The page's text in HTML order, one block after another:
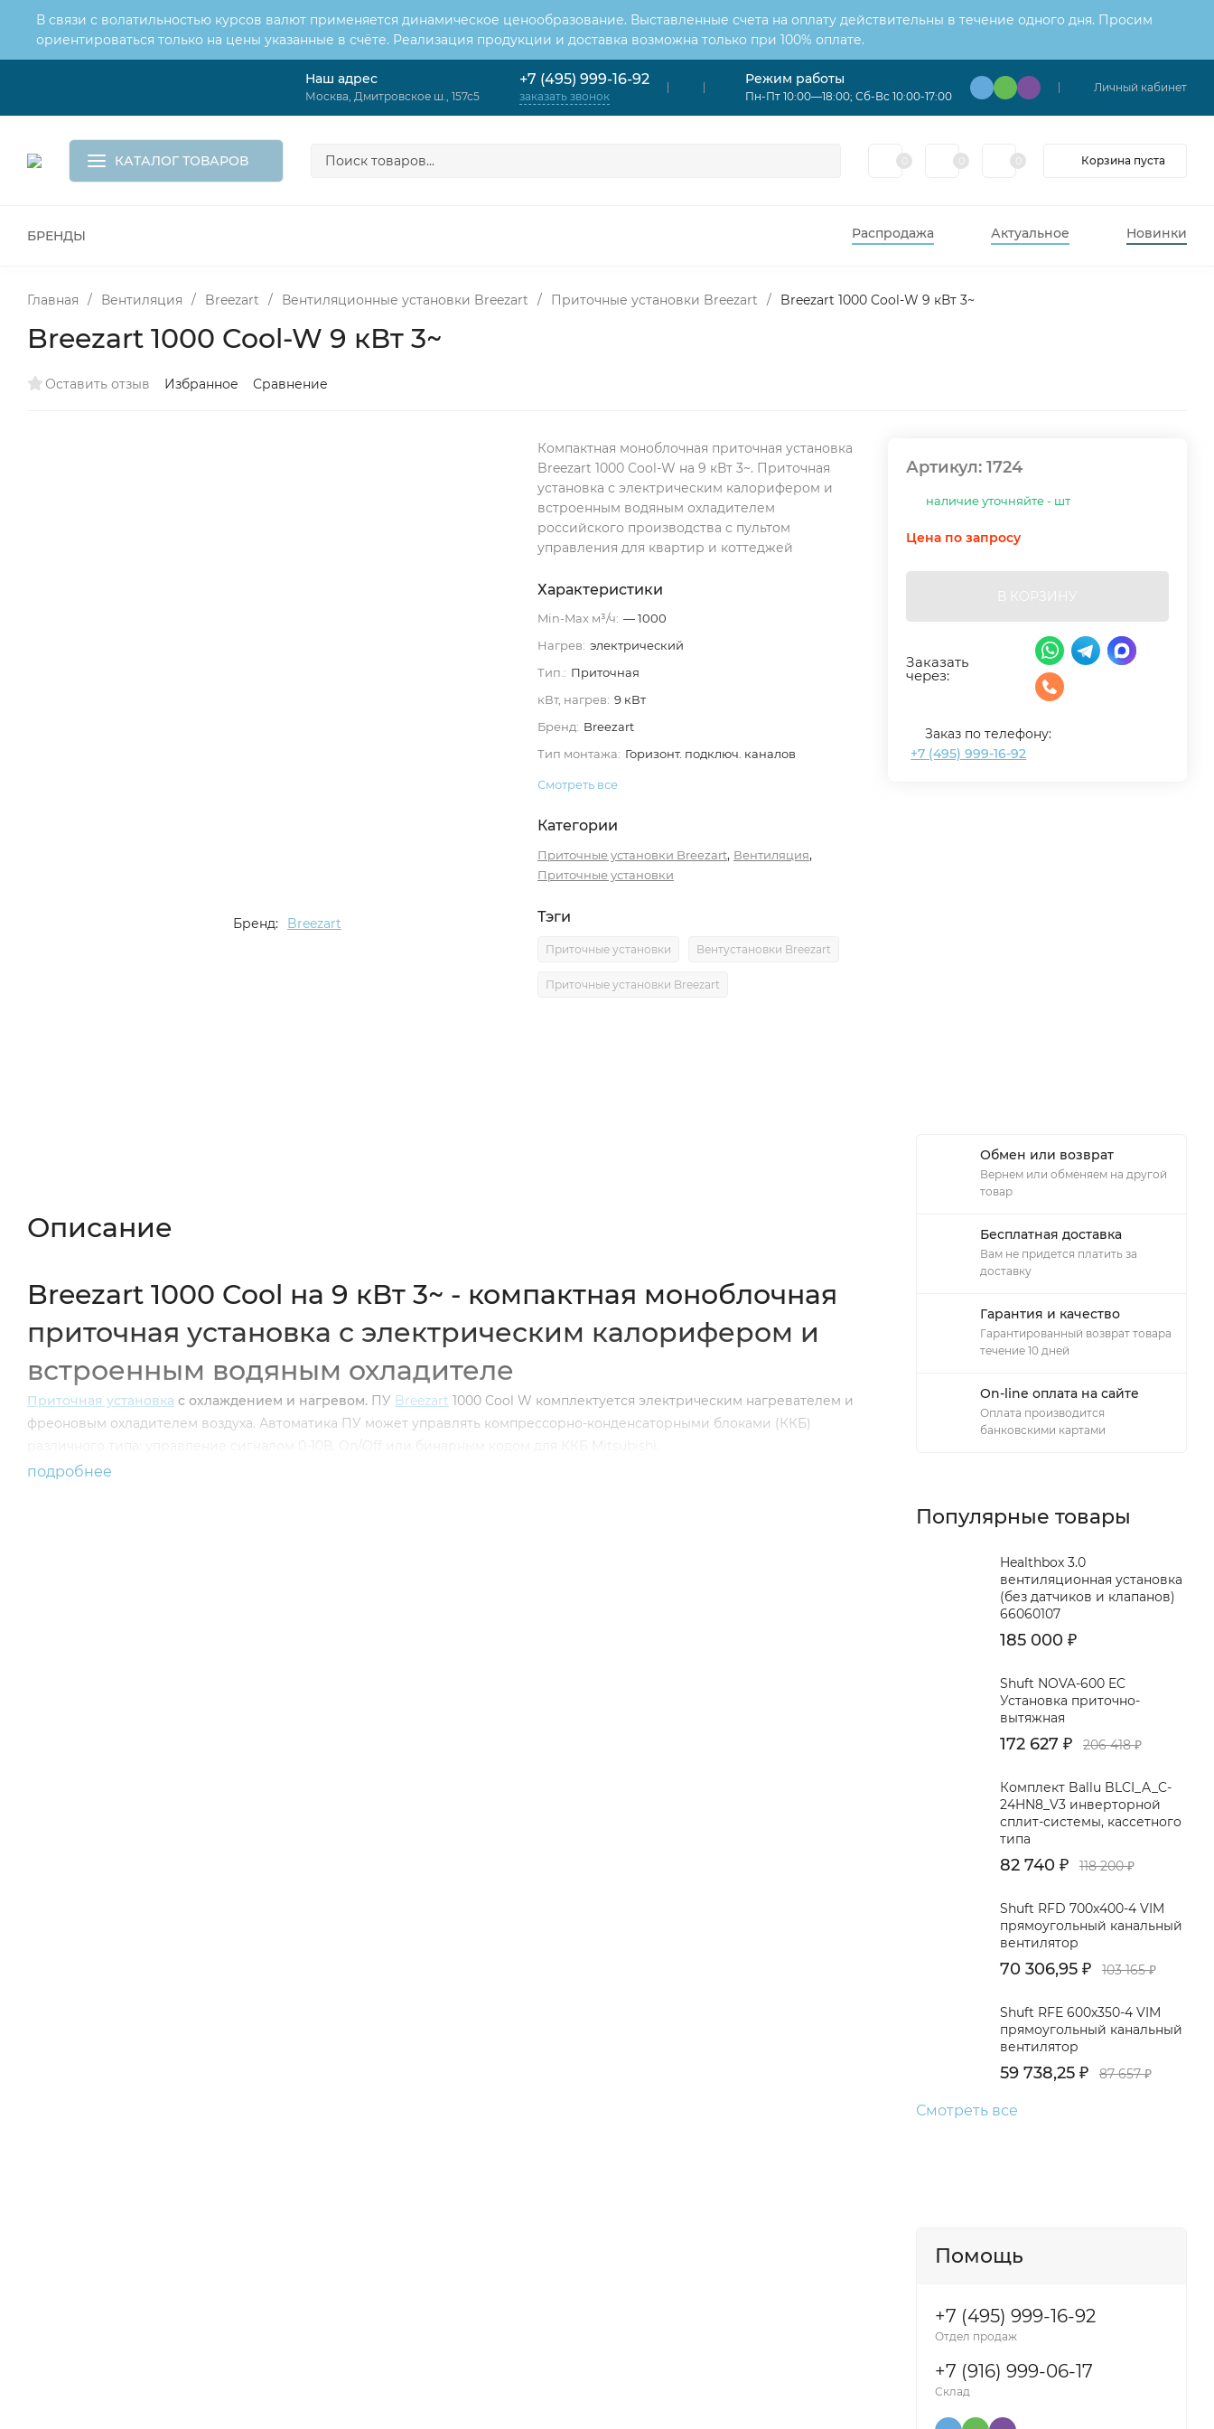
В связи с волатильностью курсов валют применяется динамическое ценообразование. Выставленные счета на оплату действительны в течение одного дня. Просим
ориентироваться только на цены указанные в счёте. Реализация продукции и доставка возможна только при 100% оплате.
Корзина
Наш адрес
Москва, Дмитровское ш., 157с5
+7 (495) 999-16-92
заказать звонок
Режим работы
Пн-Пт 10:00—18:00; Сб-Вс 10:00-17:00
Личный кабинет
КАТАЛОГ ТОВАРОВ Корзина пуста
БРЕНДЫ Распродажа Актуальное Новинки
Главная / Вентиляция / Breezart / Вентиляционные установки Breezart / Приточные установки Breezart / Breezart 1000 Cool-W 9 кВт 3~
Breezart 1000 Cool-W 9 кВт 3~
Оставить отзыв Избранное Сравнение
Бренд: Breezart
Компактная моноблочная приточная установка
Breezart 1000 Cool-W на 9 кВт 3~. Приточная
установка с электрическим калорифером и
встроенным водяным охладителем
российского производства c пультом
управления для квартир и коттеджей
Характеристики
Min-Max м³/ч: — 1000
Нагрев: электрический
Тип.: Приточная
кВт, нагрев: 9 кВт
Бренд: Breezart
Тип монтажа: Горизонт. подключ. каналов
Смотреть все
Категории
Приточные установки Breezart, Вентиляция,
Приточные установки
Тэги
Приточные установки Вентустановки Breezart
Приточные установки Breezart
Артикул:1724
наличие уточняйте - шт
Цена по запросу
В КОРЗИНУ
Заказать
через:
Заказ по телефону:
+7 (495) 999-16-92
Описание
Breezart 1000 Cool на 9 кВт 3~ - компактная моноблочная
приточная установка с электрическим калорифером и
встроенным водяным охладителе
Приточная установка с охлаждением и нагревом. ПУ Breezart 1000 Cool W комплектуется электрическим нагревателем и
фреоновым охладителем воздуха. Автоматика ПУ может управлять компрессорно-конденсаторными блоками (ККБ)
различного типа: управление сигналом 0-10В, On/Off или бинарным кодом для ККБ Mitsubishi.
подробнее
Обмен или возврат
Вернем или обменяем на другой
товар
Бесплатная доставка
Вам не придется платить за
доставку
Гарантия и качество
Гарантированный возврат товара
течение 10 дней
On-line оплата на сайте
Оплата производится
банковскими картами
Популярные товары
Healthbox 3.0
вентиляционная установка
(без датчиков и клапанов)
66060107
185 000 ₽
Shuft NOVA-600 EC
Установка приточно-
вытяжная
172 627 ₽ 206 418₽
Комплект Ballu BLCI_A_C-
24HN8_V3 инверторной
сплит-системы, кассетного
типа
82 740 ₽ 118 200₽
Shuft RFD 700x400-4 VIM
прямоугольный канальный
вентилятор
70 306,95 ₽ 103 165₽
Shuft RFE 600x350-4 VIM
прямоугольный канальный
вентилятор
59 738,25 ₽ 87 657₽
Смотреть все
Помощь
+7 (495) 999-16-92
Отдел продаж
+7 (916) 999-06-17
Склад